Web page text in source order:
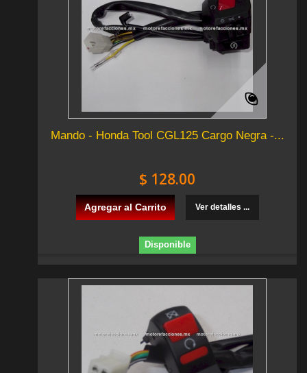
Mando - Honda Tool CGL125 Cargo Negra -...
$ 128.00
Agregar al Carrito Ver detalles ...
Disponible